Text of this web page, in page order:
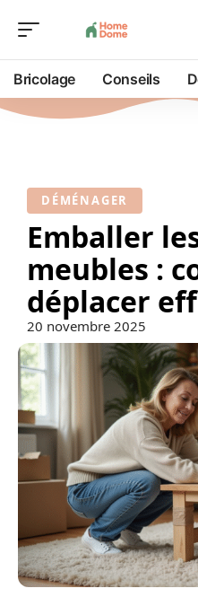
Bricolage Conseils
DÉMÉNAGER
Emballer
meubles :
déplacer
20 novembre 2025